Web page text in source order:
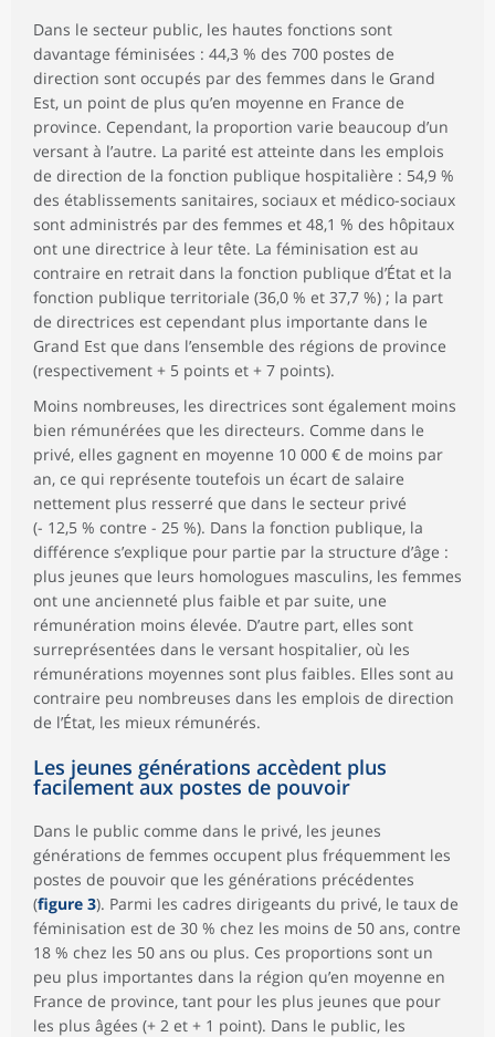
Dans le secteur public, les hautes fonctions sont
davantage féminisées : 44,3 % des 700 postes de
direction sont occupés par des femmes dans le Grand
Est, un point de plus qu’en moyenne en France de
province. Cependant, la proportion varie beaucoup d’un
versant à l’autre. La parité est atteinte dans les emplois
de direction de la fonction publique hospitalière : 54,9 %
des établissements sanitaires, sociaux et médico-sociaux
sont administrés par des femmes et 48,1 % des hôpitaux
ont une directrice à leur tête. La féminisation est au
contraire en retrait dans la fonction publique d’État et la
fonction publique territoriale (36,0 % et 37,7 %) ; la part
de directrices est cependant plus importante dans le
Grand Est que dans l’ensemble des régions de province
(respectivement + 5 points et + 7 points).
Moins nombreuses, les directrices sont également moins
bien rémunérées que les directeurs. Comme dans le
privé, elles gagnent en moyenne 10 000 € de moins par
an, ce qui représente toutefois un écart de salaire
nettement plus resserré que dans le secteur privé
(- 12,5 % contre - 25 %). Dans la fonction publique, la
différence s’explique pour partie par la structure d’âge :
plus jeunes que leurs homologues masculins, les femmes
ont une ancienneté plus faible et par suite, une
rémunération moins élevée. D’autre part, elles sont
surreprésentées dans le versant hospitalier, où les
rémunérations moyennes sont plus faibles. Elles sont au
contraire peu nombreuses dans les emplois de direction
de l’État, les mieux rémunérés.
Les jeunes générations accèdent plus
facilement aux postes de pouvoir
Dans le public comme dans le privé, les jeunes
générations de femmes occupent plus fréquemment les
postes de pouvoir que les générations précédentes
(figure 3). Parmi les cadres dirigeants du privé, le taux de
féminisation est de 30 % chez les moins de 50 ans, contre
18 % chez les 50 ans ou plus. Ces proportions sont un
peu plus importantes dans la région qu’en moyenne en
France de province, tant pour les plus jeunes que pour
les plus âgées (+ 2 et + 1 point). Dans le public, les